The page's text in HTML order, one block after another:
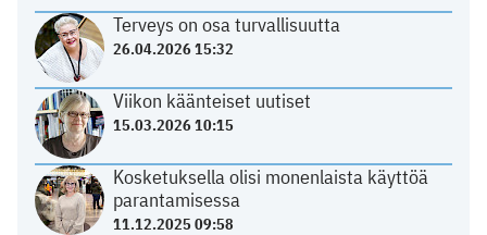
Terveys on osa turvallisuutta
26.04.2026 15:32
Viikon käänteiset uutiset
15.03.2026 10:15
Kosketuksella olisi monenlaista käyttöä
parantamisessa
11.12.2025 09:58